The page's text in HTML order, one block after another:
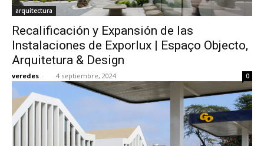
arquitectura
Recalificación y Expansión de las
Instalaciones de Exporlux | Espaço Objecto,
Arquitetura & Design
veredes - 4 septiembre, 2024 0